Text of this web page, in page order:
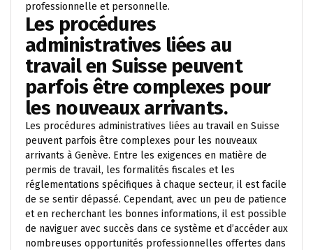
professionnelle et personnelle.
Les procédures
administratives liées au
travail en Suisse peuvent
parfois être complexes pour
les nouveaux arrivants.
Les procédures administratives liées au travail en Suisse
peuvent parfois être complexes pour les nouveaux
arrivants à Genève. Entre les exigences en matière de
permis de travail, les formalités fiscales et les
réglementations spécifiques à chaque secteur, il est facile
de se sentir dépassé. Cependant, avec un peu de patience
et en recherchant les bonnes informations, il est possible
de naviguer avec succès dans ce système et d’accéder aux
nombreuses opportunités professionnelles offertes dans